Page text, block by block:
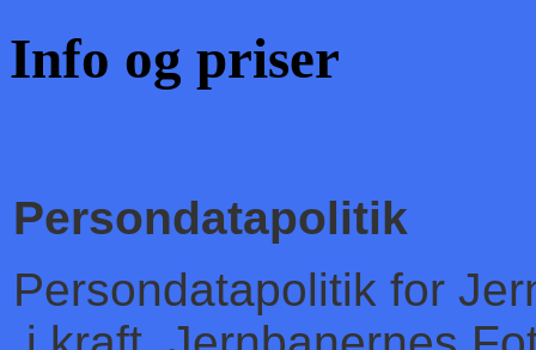
Info og priser
Persondatapolitik
Persondatapolitik for